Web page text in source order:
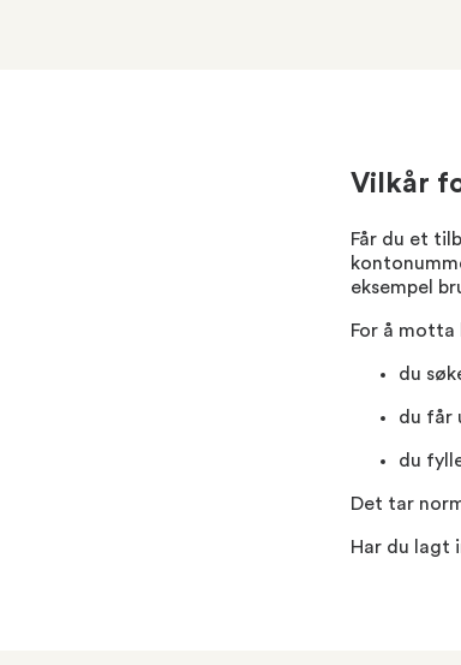
Vilkår
Får du et
eksempel
For å
du
du får
du
Det tar
Har du lagt